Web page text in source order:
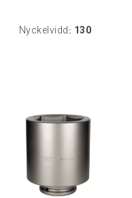
Nyckelvidd : 130